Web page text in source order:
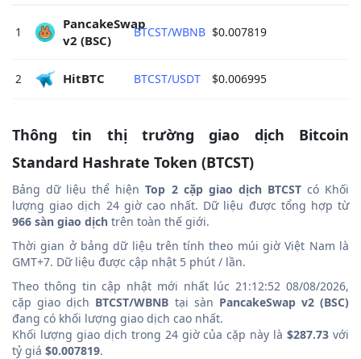
1
PancakeSwap
v2 (BSC)
BTCST/WBNB $0.007819
2 HitBTC BTCST/USDT $0.006995
Thông tin thị trường giao dịch Bitcoin
Standard Hashrate Token (BTCST)
Bảng dữ liệu thể hiệnTop 2 cặp giao dịch BTCSTcó Khối
lượng giao dịch 24 giờ cao nhất. Dữ liệu được tổng hợp từ
966 sàn giao dịch trên toàn thế giới.
Thời gian ở bảng dữ liệu trên tính theo múi giờ Việt Nam là
GMT+7. Dữ liệu được cập nhật 5 phút / lần.
Theo thông tin cập nhật mới nhất lúc 21:12:52 08/08/2026,
cặp giao dịch BTCST/WBNB tại sàn PancakeSwap v2 (BSC)
đang có khối lượng giao dịch cao nhất.
Khối lượng giao dịch trong 24 giờ của cặp này là$287.73 với
tỷ giá $0.007819.